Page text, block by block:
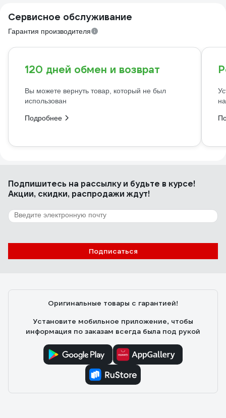
Сервисное обслуживание
Гарантия производителя
120 дней обмен и возврат
Вы можете вернуть товар, который не был
использован
Подробнее
Подпишитесь на рассылкуи будьте в курсе!
Акции, скидки, распродажи ждут!
Подписаться
Оригинальные товары с гарантией!
Установите мобильное приложение, чтобы
информация по заказам всегда была под рукой